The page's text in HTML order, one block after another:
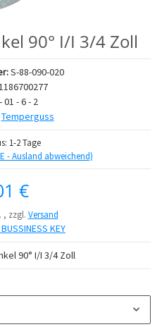
90° I/I 3/4 Zoll
S-88-090-020
01 - 6 - 2
Temperguss
1-2 Tage
- Ausland abweichend)
€
, zzgl. Versand
KEY
90° I/I 3/4 Zoll